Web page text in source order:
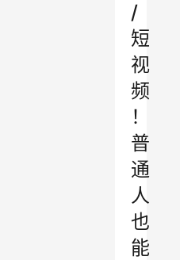
/
短
视
频
！
普
通
人
也
能